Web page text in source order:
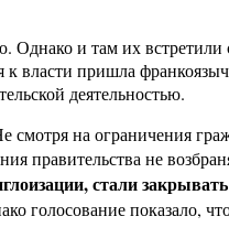
и там их
пришла
деятельностью.
на ограничения
правительства не
стали
голосование показало,